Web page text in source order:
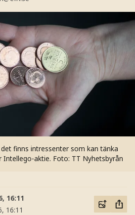
finns intressenter som kan tänka
Intellego-aktie. Foto: TT Nyhetsbyrån
16:11
16:11